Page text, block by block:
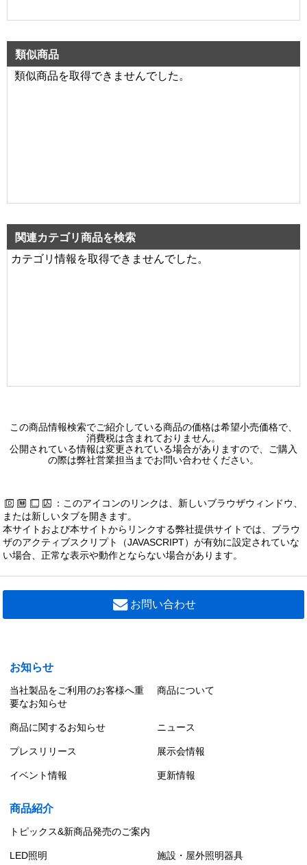
類似商品
類似商品を取得できませんでした。
関連カテゴリ商品を検索
カテゴリ情報を取得できませんでした。
この商品情報検索でご紹介している商品の価格は希望小売価格で、
消費税は含まれておりません。
公開されている情報は変更されている場合がありますので、ご購入
の際は弊社営業担当までお問い合わせください。
：このアイコンのリンクは、新しいブラウザウィンドウ、
または新しいタブを開きます。
本サイトおよび本サイトからリンクする弊社提供サイトでは、ブラウ
ザのアクティブスクリプト（JAVASCRIPT）が有効に設定されていな
い場合、正常な表示や動作とならない場合があります。
お問い合わせ
お知らせ
当社製品をご利用のお客様へ重
要なお知らせ
商品について
商品に関するお知らせ ニュース
プレスリリース 展示会情報
イベント情報 更新情報
商品紹介
トピックス&新商品発売のご案内
LED照明 施設・屋外照明器具